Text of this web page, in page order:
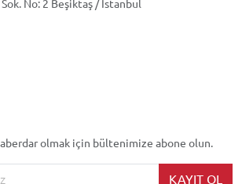
Sok. No: 2 Beşiktaş / İstanbul
olmak için bültenimize abone olun.
KAYIT OL